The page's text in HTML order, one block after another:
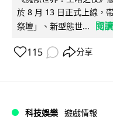
於 8 月 13 日正式上線，
祭壇」、新型態世...
閱
115 分享
科技娛樂 遊戲情報